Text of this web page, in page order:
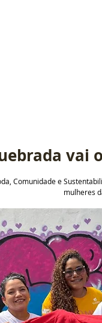
vai
Comunidade e
mulheres